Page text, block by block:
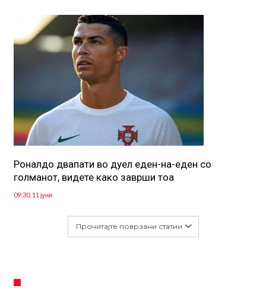
Роналдо двапати во дуел еден-на-еден со
голманот, видете како заврши тоа
09:30, 11 јуни
Прочитајте поврзани статии